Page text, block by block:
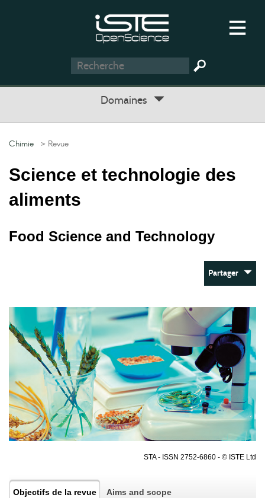
Domaines
Chimie > Revue
Science et technologie des
aliments
Food Science and Technology
Partager
STA - ISSN 2752-6860 - © ISTE Ltd
Objectifs de la revue Aims and scope